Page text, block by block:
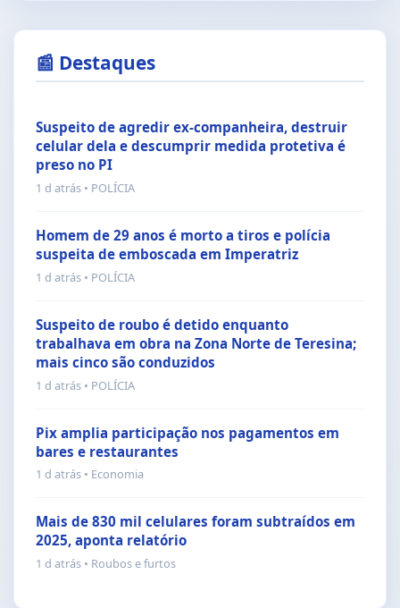
📰 Destaques
Suspeito de agredir ex-companheira, destruir
celular dela e descumprir medida protetiva é
preso no PI
1 d atrás • POLÍCIA
Homem de 29 anos é morto a tiros e polícia
suspeita de emboscada em Imperatriz
1 d atrás • POLÍCIA
Suspeito de roubo é detido enquanto
trabalhava em obra na Zona Norte de Teresina;
mais cinco são conduzidos
1 d atrás • POLÍCIA
Pix amplia participação nos pagamentos em
bares e restaurantes
1 d atrás • Economia
Mais de 830 mil celulares foram subtraídos em
2025, aponta relatório
1 d atrás • Roubos e furtos